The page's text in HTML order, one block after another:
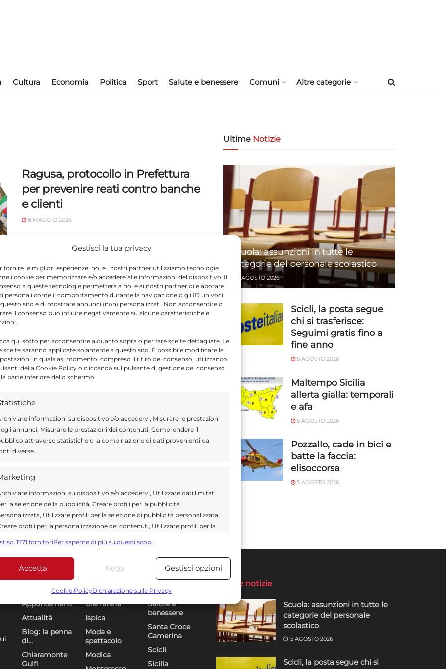
Gestisci la tua privacy
fornire le migliori esperienze, noi e i nostri partner utilizziamo tecnologie
i cookie per memorizzare e/o accedere alle informazioni del dispositivo. Il
a queste tecnologie permetterà a noi e ai nostri partner di elaborare
personali come il comportamento durante la navigazione o gli ID univoci
sito e di mostrare annunci (non) personalizzati. Non acconsentire o
il consenso può influire negativamente su alcune caratteristiche e
qui sotto per acconsentire a quanto sopra o per fare scelte dettagliate. Le
scelte saranno applicate solamente a questo sito. È possibile modificare le
in qualsiasi momento, compreso il ritiro del consenso, utilizzando
della Cookie Policy o cliccando sul pulsante di gestione del consenso
parte inferiore dello schermo.
informazioni su dispositivo e/o accedervi, Misurare le prestazioni
annunci, Misurare le prestazioni dei contenuti, Comprendere il
attraverso statistiche o la combinazione di dati provenienti da
diverse.
informazioni su dispositivo e/o accedervi, Utilizzare dati limitati
la selezione della pubblicità, Creare profili per la pubblicità
Utilizzare profili per la selezione di pubblicità personalizzata,
profili per la personalizzazione dei contenuti, Utilizzare profili per la
dati limitati per la selezione dei contenuti.
Funzionalità Sempre attivo
Abbinare e combinare dati provenienti da altre fonti di dati,
dati di geolocalizzazione precisi, Riconoscere i
dispositivi in base a informazioni richieste attivamente.
1771 fornitoriPer saperne di più su questi scopi
Accetta Nega Gestisci opzioni
Cookie PolicyDichiarazione sulla Privacy
Cultura Economia Politica Sport Salute e benessere Comuni Altre categorie
Ragusa, protocollo in Prefettura
per prevenire reati contro banche
e clienti
8 MAGGIO 2026
A Ragusa il 12 maggio sarà firmato un
protocollo tra Prefettura e OSSIF per
prevenire reati contro banche e clienti.
Ultime Notizie
Scuola: assunzioni in tutte le
categorie del personale scolastico
5 AGOSTO 2026
Scicli, la posta segue
chi si trasferisce:
Seguimi gratis fino a
fine anno
5 AGOSTO 2026
Maltempo Sicilia
allerta gialla: temporali
e afa
5 AGOSTO 2026
Pozzallo, cade in bici e
batte la faccia:
elisoccorsa
5 AGOSTO 2026
Appuntamenti
Attualità
Blog: la penna
di…
Chiaramonte
Gulfi
Giarratana
Ispica
Moda e
spettacolo
Modica
Salute e
benessere
Santa Croce
Camerina
Scicli
Sicilia
Ultime notizie
Scuola: assunzioni in tutte le
categorie del personale
scolastico
5 AGOSTO 2026
Scicli, la posta segue chi si